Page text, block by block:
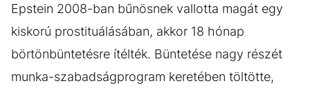
Epstein 2008-ban bűnösnek vallotta magát egy
kiskorú prostituálásában, akkor 18 hónap
börtönbüntetésre ítélték. Büntetése nagy részét
munka-szabadságprogram keretében töltötte,